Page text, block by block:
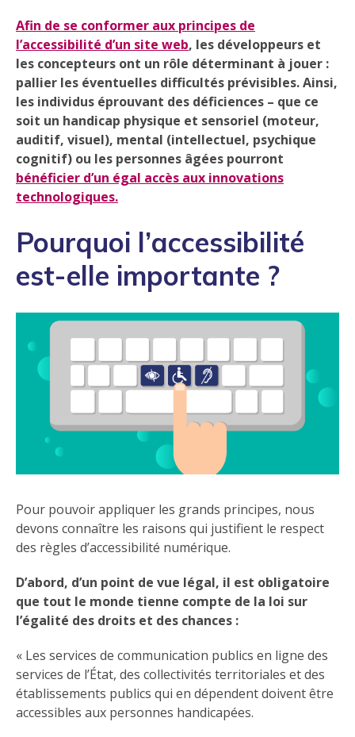
Afin de se conformer aux principes de
l’accessibilité d’un site web, les développeurs et
les concepteurs ont un rôle déterminant à jouer :
pallier les éventuelles difficultés prévisibles.Ainsi,
les individus éprouvant des déficiences – que ce
soit un handicap physique et sensoriel (moteur,
auditif, visuel), mental (intellectuel, psychique
cognitif) ou les personnes âgées pourront
bénéficier d’un égal accès aux innovations
technologiques.
Pourquoi l’accessibilité
est-elle importante ?
Pour pouvoir appliquer les grands principes, nous
devons connaître les raisons qui justifient le respect
des règles d’accessibilité numérique.
D’abord, d’un point de vue légal, il est obligatoire
que tout le monde tienne compte de la loi sur
l’égalité des droits et des chances :
« Les services de communication publics en ligne des
services de l’État, des collectivités territoriales et des
établissements publics qui en dépendent doivent être
accessibles aux personnes handicapées.